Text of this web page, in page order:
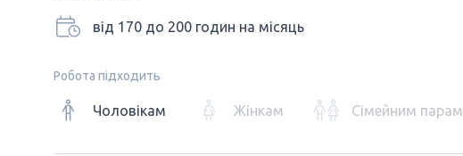
від 170 до 200 годин на місяць
Робота підходить
Чоловікам Жінкам Сімейним парам